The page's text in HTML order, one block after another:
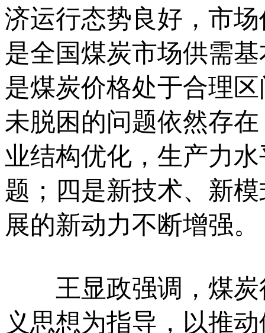
济运行态势良好，市
是全国煤炭市场供需
是煤炭价格处于合理
未脱困的问题依然存
业结构优化，生产力
题；四是新技术、新
展的新动力不断增强。
王显政强调，煤炭
义思想为指导，以推